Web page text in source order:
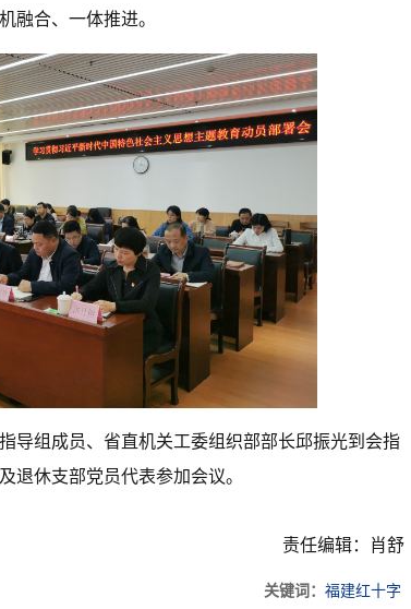
融合、一体推进。
导组成员、省直机关工委组织部部长邱振光到会指
退休支部党员代表参加会议。
责任编辑：肖舒
关键词： 福建红十字